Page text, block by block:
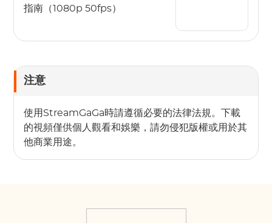
指南（1080p 50fps）
注意
使用StreamGaGa時請遵循必要的法律法規。下載
的視頻僅供個人觀看和娛樂，請勿侵犯版權或用於其
他商業用途。